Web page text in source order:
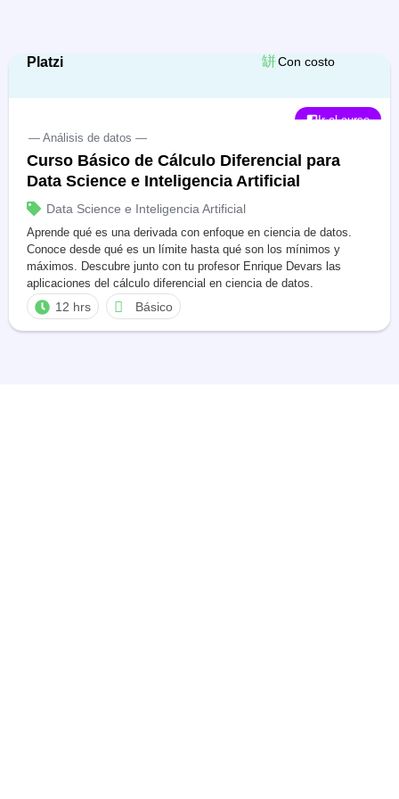
Platzi Con costo
Ir al curso
— Análisis de datos —
Curso Básico de Cálculo Diferencial para
Data Science e Inteligencia Artificial
Data Science e Inteligencia Artificial
Aprende qué es una derivada con enfoque en ciencia de datos.
Conoce desde qué es un límite hasta qué son los mínimos y
máximos. Descubre junto con tu profesor Enrique Devars las
aplicaciones del cálculo diferencial en ciencia de datos.
12 hrs Básico